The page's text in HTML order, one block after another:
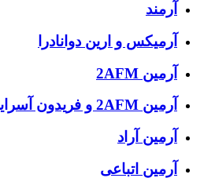
آرمند
آرمیکس و ارین دوانادرا
آرمین 2AFM
آرمین 2AFM و فریدون آسرایی
آرمین آراد
آرمین اتباعی